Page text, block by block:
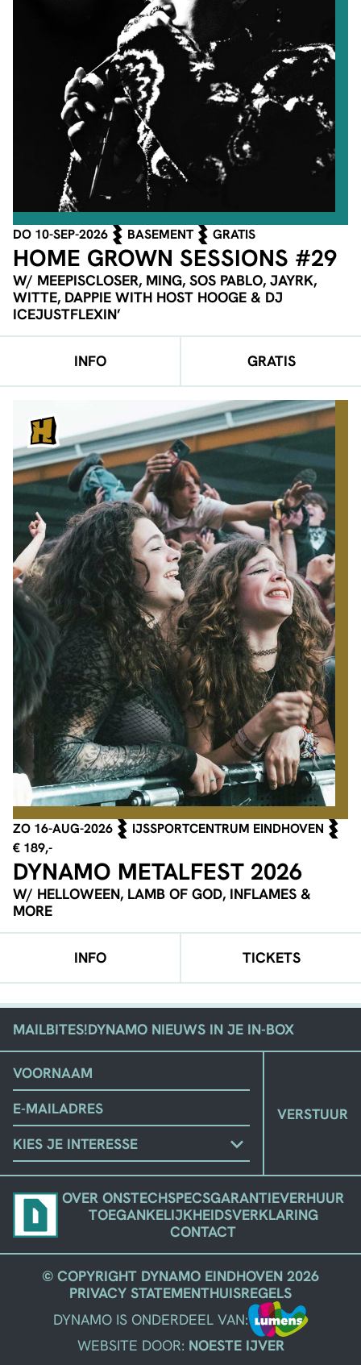
DO 10-SEP-2026 BASEMENT GRATIS
HOME GROWN SESSIONS #29
W/ MEEPISCLOSER, MING, SOS PABLO, JAYRK,
WITTE, DAPPIE WITH HOST HOOGE & DJ
ICEJUSTFLEXIN’
INFO GRATIS
ZO 16-AUG-2026
IJSSPORTCENTRUM EINDHOVEN
€ 189,-
DYNAMO METALFEST 2026
W/ HELLOWEEN, LAMB OF GOD, INFLAMES &
MORE
INFO TICKETS
MAILBITES!DYNAMO NIEUWS IN JE IN-BOX
EMAIL
OVER ONSTECHSPECSGARANTIEVERHUUR
TOEGANKELIJKHEIDSVERKLARING
CONTACT
© COPYRIGHT DYNAMO EINDHOVEN 2026
PRIVACY STATEMENTHUISREGELS
DYNAMO IS ONDERDEEL VAN:
WEBSITE DOOR: NOESTE IJVER